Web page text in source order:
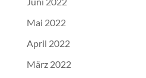
Mai 2022
April 2022
März 2022